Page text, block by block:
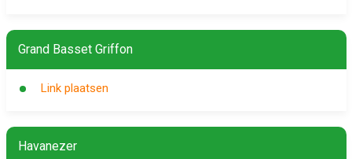
Grand Basset Griffon
Link plaatsen
Havanezer